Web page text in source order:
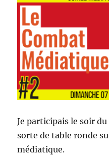
Je participais le soir
sorte de table ronde
médiatique.